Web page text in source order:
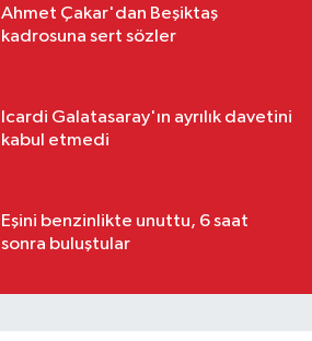
Ahmet Çakar'dan Beşiktaş
kadrosuna sert sözler
Icardi Galatasaray'ın ayrılık davetini
kabul etmedi
Eşini benzinlikte unuttu, 6 saat
sonra buluştular